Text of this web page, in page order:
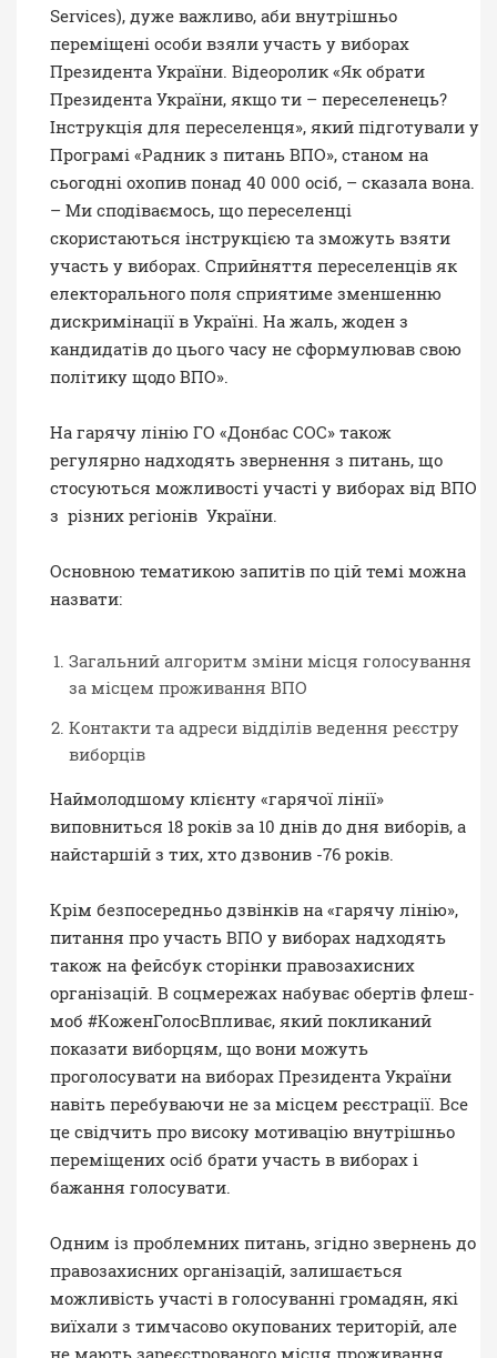
Services), дуже важливо, аби внутрішньо
переміщені особи взяли участь у виборах
Президента України. Відеоролик «Як обрати
Президента України, якщо ти – переселенець?
Інструкція для переселенця», який підготували у
Програмі «Радник з питань ВПО», станом на
сьогодні охопив понад 40 000 осіб, – сказала вона.
– Ми сподіваємось, що переселенці
скористаються інструкцією та зможуть взяти
участь у виборах. Сприйняття переселенців як
електорального поля сприятиме зменшенню
дискримінації в Україні. На жаль, жоден з
кандидатів до цього часу не сформулював свою
політику щодо ВПО».
На гарячу лінію ГО «Донбас СОС» також
регулярно надходять звернення з питань, що
стосуються можливості участі у виборах від ВПО
з різних регіонів України.
Основною тематикою запитів по цій темі можна
назвати:
Загальний алгоритм зміни місця голосування
за місцем проживання ВПО
Контакти та адреси відділів ведення реєстру
виборців
Наймолодшому клієнту «гарячої лінії»
виповниться 18 років за 10 днів до дня виборів, а
найстаршій з тих, хто дзвонив -76 років.
Крім безпосередньо дзвінків на «гарячу лінію»,
питання про участь ВПО у виборах надходять
також на фейсбук сторінки правозахисних
організацій. В соцмережах набуває обертів флеш-
моб #КоженГолосВпливає, який покликаний
показати виборцям, що вони можуть
проголосувати на виборах Президента України
навіть перебуваючи не за місцем реєстрації. Все
це свідчить про високу мотивацію внутрішньо
переміщених осіб брати участь в виборах і
бажання голосувати.
Одним із проблемних питань, згідно звернень до
правозахисних організацій, залишається
можливість участі в голосуванні громадян, які
виїхали з тимчасово окупованих територій, але
не мають зареєстрованого місця проживання.